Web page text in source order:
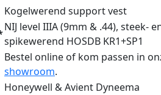
Kogelwerend support vest
NIJ level IIIA (9mm & .44), steek-
spikewerend HOSDB KR1+SP1
Bestel online of kom passen in
showroom.
Honeywell & Avient Dyneema